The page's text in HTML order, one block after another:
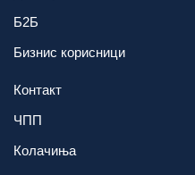
Б2Б
Бизнис корисници
Контакт
ЧПП
Колачиња